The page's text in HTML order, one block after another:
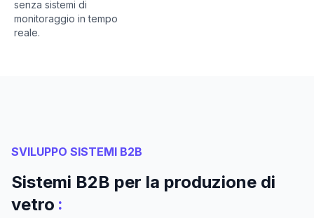
senza sistemi di
monitoraggio in tempo
reale.
SVILUPPO SISTEMI B2B
Sistemi B2B per la produzione di
vetro :